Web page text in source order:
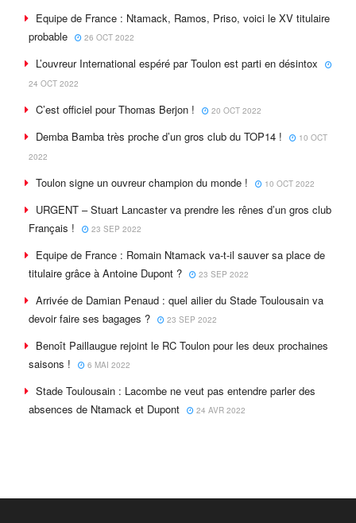
Equipe de France : Ntamack, Ramos, Priso, voici le XV titulaire
probable
26 OCT 2022
L’ouvreur International espéré par Toulon est parti en désintox
24 OCT 2022
C’est officiel pour Thomas Berjon ! 20 OCT 2022
Demba Bamba très proche d’un gros club du TOP14 !
10 OCT
2022
Toulon signe un ouvreur champion du monde ! 10 OCT 2022
URGENT – Stuart Lancaster va prendre les rênes d’un gros club
Français !
23 SEP 2022
Equipe de France : Romain Ntamack va-t-il sauver sa place de
titulaire grâce à Antoine Dupont ?
23 SEP 2022
Arrivée de Damian Penaud : quel ailier du Stade Toulousain va
devoir faire ses bagages ?
23 SEP 2022
Benoît Paillaugue rejoint le RC Toulon pour les deux prochaines
saisons !
6 MAI 2022
Stade Toulousain : Lacombe ne veut pas entendre parler des
absences de Ntamack et Dupont
24 AVR 2022